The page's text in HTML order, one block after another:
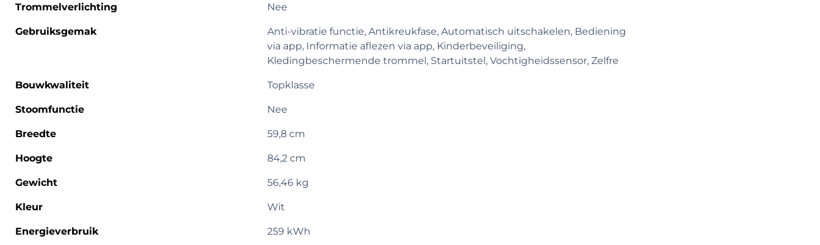
Trommelverlichting Nee
Gebruiksgemak
Anti-vibratie functie, Antikreukfase, Automatisch uitschakelen, Bediening
via app, Informatie aflezen via app, Kinderbeveiliging,
Kledingbeschermende trommel, Startuitstel, Vochtigheidssensor, Zelfre
Bouwkwaliteit Topklasse
Stoomfunctie Nee
Breedte 59,8 cm
Hoogte 84,2 cm
Gewicht 56,46 kg
Kleur Wit
Energieverbruik 259 kWh